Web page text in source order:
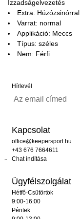
Izzadságelvezetés
Extra: Húzózsinórral
Varrat: normal
Applikáció: Meccs
Típus: széles
Nem: Férfi
Hírlevél
Kapcsolat
office@keepersport.hu
+43 676 7664611
Chat indítása
Ügyfélszolgálat
Hétfő-Csütörtök
9:00-16:00
Péntek